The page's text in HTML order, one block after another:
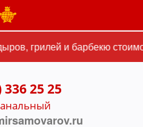
грилей и барбекю
25 25